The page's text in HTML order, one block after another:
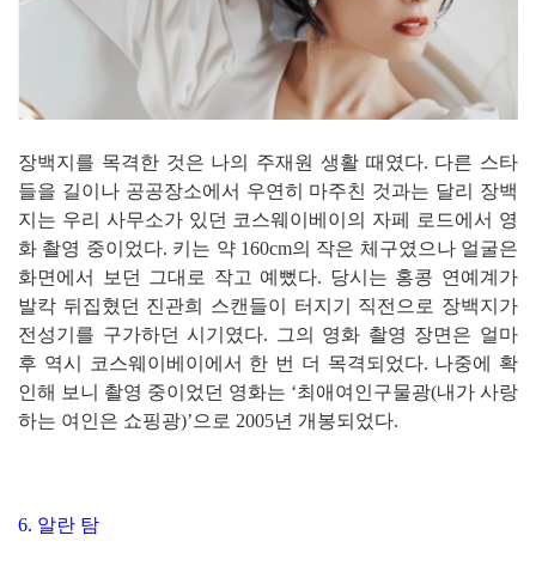
장백지를 목격한 것은 나의 주재원 생활 때였다. 다른 스타
들을 길이나 공공장소에서 우연히 마주친 것과는 달리 장백
지는 우리 사무소가 있던 코스웨이베이의 자페 로드에서 영
화 촬영 중이었다. 키는 약 160cm의 작은 체구였으나 얼굴은
화면에서 보던 그대로 작고 예뻤다. 당시는 홍콩 연예계가
발칵 뒤집혔던 진관희 스캔들이 터지기 직전으로 장백지가
전성기를 구가하던 시기였다. 그의 영화 촬영 장면은 얼마
후 역시 코스웨이베이에서 한 번 더 목격되었다. 나중에 확
인해 보니 촬영 중이었던 영화는 ‘최애여인구물광(내가 사랑
하는 여인은 쇼핑광)’으로 2005년 개봉되었다.
6. 알란 탐